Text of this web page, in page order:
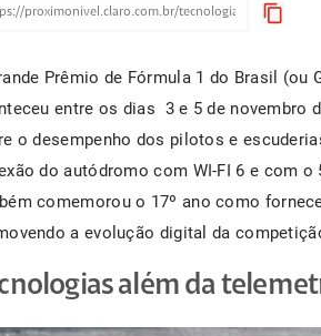
content_copy
Prêmio de Fórmula 1 do Brasil (ou
entre os dias 3 e 5 de novembro
o desempenho dos pilotos e
do autódromo com WI-FI 6 e com o
comemorou o 17º ano como
a evolução digital da
além da